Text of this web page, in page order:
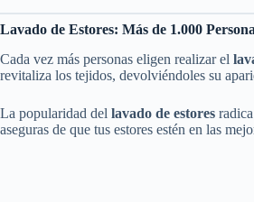
Lavado de Estores: Más de 1.000
Cada vez más personas eligen realizar el
revitaliza los tejidos, devolviéndoles su
La popularidad del lavado de estores
aseguras de que tus estores estén en las